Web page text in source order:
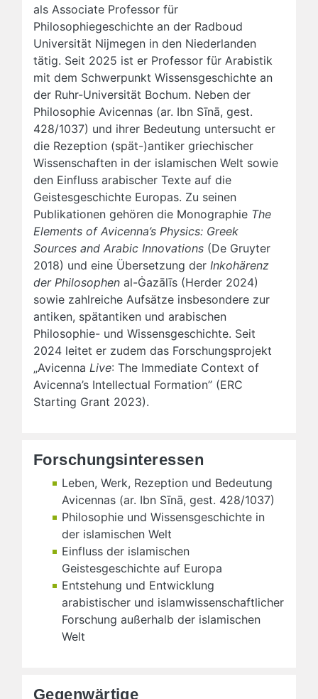
als Associate Professor für
Philosophiegeschichte an der Radboud
Universität Nijmegen in den Niederlanden
tätig. Seit 2025 ist er Professor für Arabistik
mit dem Schwerpunkt Wissensgeschichte an
der Ruhr-Universität Bochum. Neben der
Philosophie Avicennas (ar. Ibn Sīnā, gest.
428/1037) und ihrer Bedeutung untersucht er
die Rezeption (spät-)antiker griechischer
Wissenschaften in der islamischen Welt sowie
den Einfluss arabischer Texte auf die
Geistesgeschichte Europas. Zu seinen
Publikationen gehören die Monographie The
Elements of Avicenna’s Physics: Greek
Sources and Arabic Innovations (De Gruyter
2018) und eine Übersetzung der Inkohärenz
der Philosophen al-Ġazālīs (Herder 2024)
sowie zahlreiche Aufsätze insbesondere zur
antiken, spätantiken und arabischen
Philosophie- und Wissensgeschichte. Seit
2024 leitet er zudem das Forschungsprojekt
„Avicenna Live: The Immediate Context of
Avicenna’s Intellectual Formation” (ERC
Starting Grant 2023).
Forschungsinteressen
Leben, Werk, Rezeption und Bedeutung
Avicennas (ar. Ibn Sīnā, gest. 428/1037)
Philosophie und Wissensgeschichte in
der islamischen Welt
Einfluss der islamischen
Geistesgeschichte auf Europa
Entstehung und Entwicklung
arabistischer und islamwissenschaftlicher
Forschung außerhalb der islamischen
Welt
Gegenwärtige